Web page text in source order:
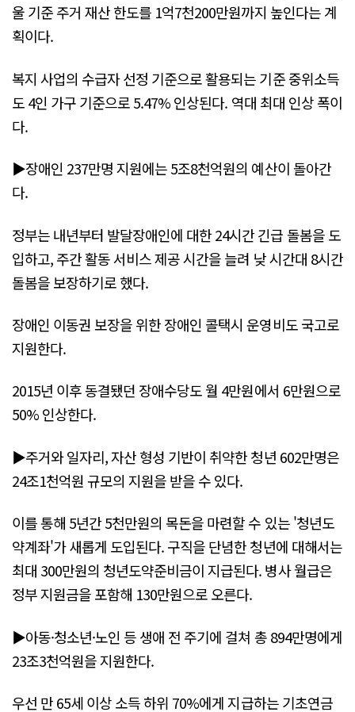
울 기준 주거 재산 한도를 1억7천200만원까지 높인다는 계
획이다.
복지 사업의 수급자 선정 기준으로 활용되는 기준 중위소득
도 4인 가구 기준으로 5.47% 인상된다. 역대 최대 인상 폭이
다.
▶장애인 237만명 지원에는 5조8천억원의 예산이 돌아간
다.
정부는 내년부터 발달장애인에 대한 24시간 긴급 돌봄을 도
입하고, 주간 활동 서비스 제공 시간을 늘려 낮 시간대 8시간
돌봄을 보장하기로 했다.
장애인 이동권 보장을 위한 장애인 콜택시 운영비도 국고로
지원한다.
2015년 이후 동결됐던 장애수당도 월 4만원에서 6만원으로
50% 인상한다.
▶주거와 일자리, 자산 형성 기반이 취약한 청년 602만명은
24조1천억원 규모의 지원을 받을 수 있다.
이를 통해 5년간 5천만원의 목돈을 마련할 수 있는 '청년도
약계좌'가 새롭게 도입된다. 구직을 단념한 청년에 대해서는
최대 300만원의 청년도약준비금이 지급된다. 병사 월급은
정부 지원금을 포함해 130만원으로 오른다.
▶아동·청소년·노인 등 생애 전 주기에 걸쳐 총 894만명에게
23조3천억원을 지원한다.
우선 만 65세 이상 소득 하위 70%에게 지급하는 기초연금